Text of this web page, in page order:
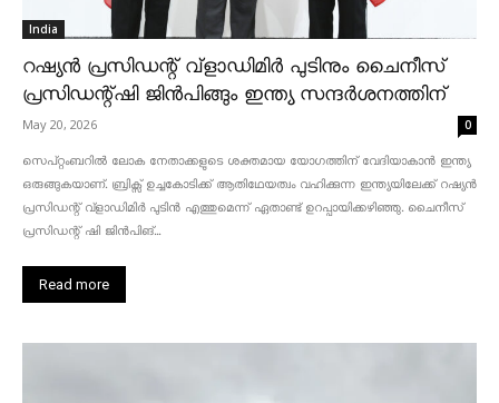
India
റഷ്യൻ പ്രസിഡന്റ് വ്‌ളാഡിമിർ പുടിനും ചൈനീസ്
പ്രസിഡന്റ്ഷി ജിൻപിങ്ങും ഇന്ത്യ സന്ദർശനത്തിന്
May 20, 2026 0
സെപ്റ്റംബറിൽ ലോക നേതാക്കളുടെ ശക്തമായ യോഗത്തിന് വേദിയാകാൻ ഇന്ത്യ
ഒരുങ്ങുകയാണ്. ബ്രിക്സ് ഉച്ചകോടിക്ക് ആതിഥേയത്വം വഹിക്കുന്ന ഇന്ത്യയിലേക്ക് റഷ്യൻ
പ്രസിഡന്റ് വ്‌ളാഡിമിർ പുടിൻ എത്തുമെന്ന് ഏതാണ്ട് ഉറപ്പായിക്കഴിഞ്ഞു. ചൈനീസ്
പ്രസിഡന്റ് ഷി ജിൻപിങ്...
Read more